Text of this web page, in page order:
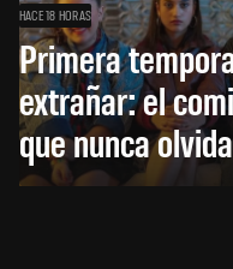
HACE 18 HORAS
Primera
extrañar: el
que nunca